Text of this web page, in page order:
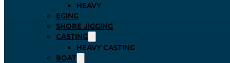
HEAVY
EGING
SHORE JIGGING
CASTING
HEAVY CASTING
BOAT